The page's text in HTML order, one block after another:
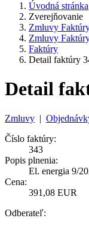
Úvodná stránka
Zverejňovanie
Zmluvy
Zmluvy
Faktúry
Detail faktúry
Detail
Zmluvy |
Číslo faktúry:
343
Popis plnenia:
El. energia 9/
Cena:
391,08 EUR
Odberateľ: